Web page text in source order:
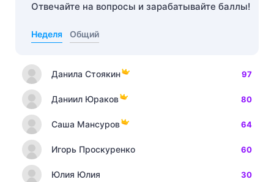
Отвечайте на вопросы и зарабатывайте баллы!
Неделя Общий
Данила Стоякин 97
Даниил Юраков 80
Саша Мансуров 64
Игорь Проскуренко 60
Юлия Юлия 30